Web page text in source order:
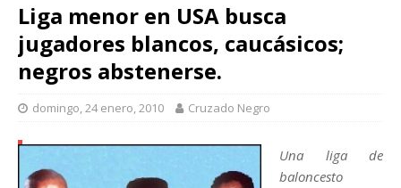
Liga menor en USA busca
jugadores blancos, caucásicos;
negros abstenerse.
domingo, 24 enero, 2010 Cruzado Negro
Una liga de
baloncesto